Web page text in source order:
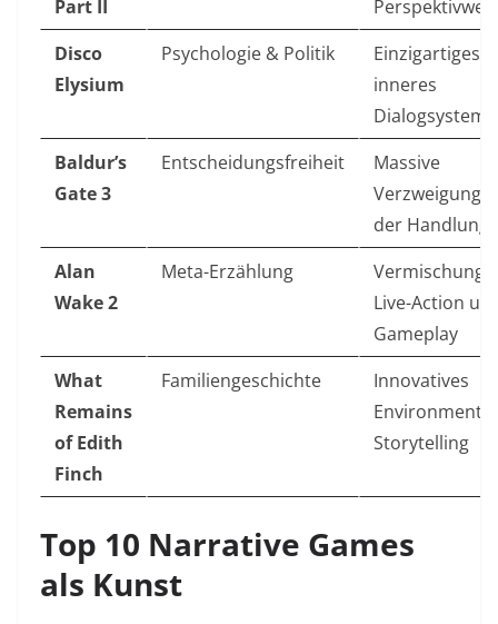
Part II
Disco
Elysium
Psychologie & Politik
Einzigartiges
inneres
Dialogsystem
Baldur’s
Gate 3
Entscheidungsfreiheit
Massive
der Handlung
Alan
Wake 2
Meta-Erzählung
Vermischung
Live-Action
Gameplay
What
Remains
of Edith
Finch
Familiengeschichte
Innovatives
Environmental
Storytelling
Top 10 Narrative Games
als Kunst